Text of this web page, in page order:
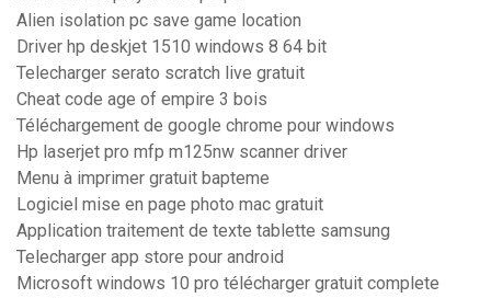
Alien isolation pc save game location
Driver hp deskjet 1510 windows 8 64 bit
Telecharger serato scratch live gratuit
Cheat code age of empire 3 bois
Téléchargement de google chrome pour windows
Hp laserjet pro mfp m125nw scanner driver
Menu à imprimer gratuit bapteme
Logiciel mise en page photo mac gratuit
Application traitement de texte tablette samsung
Telecharger app store pour android
Microsoft windows 10 pro télécharger gratuit complete